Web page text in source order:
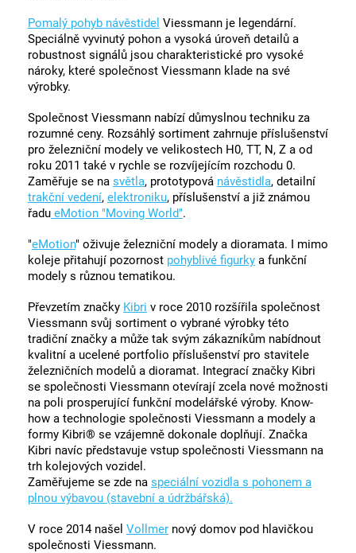
Pomalý pohyb návěstidel Viessmann je legendární.
Speciálně vyvinutý pohon a vysoká úroveň detailů a
robustnost signálů jsou charakteristické pro vysoké
nároky, které společnost Viessmann klade na své
výrobky.
Společnost Viessmann nabízí důmyslnou techniku za
rozumné ceny. Rozsáhlý sortiment zahrnuje příslušenství
pro železniční modely ve velikostech H0, TT, N, Z a od
roku 2011 také v rychle se rozvíjejícím rozchodu 0.
Zaměřuje se na světla, prototypová návěstidla, detailní
trakční vedení, elektroniku, příslušenství a již známou
řadu eMotion "Moving World".
"eMotion" oživuje železniční modely a dioramata. I mimo
koleje přitahují pozornost pohyblivé figurky a funkční
modely s různou tematikou.
Převzetím značky Kibri v roce 2010 rozšířila společnost
Viessmann svůj sortiment o vybrané výrobky této
tradiční značky a může tak svým zákazníkům nabídnout
kvalitní a ucelené portfolio příslušenství pro stavitele
železničních modelů a dioramat. Integrací značky Kibri
se společnosti Viessmann otevírají zcela nové možnosti
na poli prosperující funkční modelářské výroby. Know-
how a technologie společnosti Viessmann a modely a
formy Kibri® se vzájemně dokonale doplňují. Značka
Kibri navíc představuje vstup společnosti Viessmann na
trh kolejových vozidel.
Zaměřujeme se zde na speciální vozidla s pohonem a
plnou výbavou (stavební a údržbářská).
V roce 2014 našel Vollmer nový domov pod hlavičkou
společnosti Viessmann.